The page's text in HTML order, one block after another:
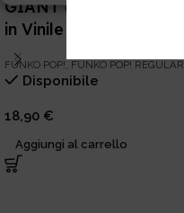
GIANT (Japan) – Figure
in Vinile 9 cm
FUNKO POP!, FUNKO POP! REGULAR
Disponibile
18,90 €
Aggiungi al carrello